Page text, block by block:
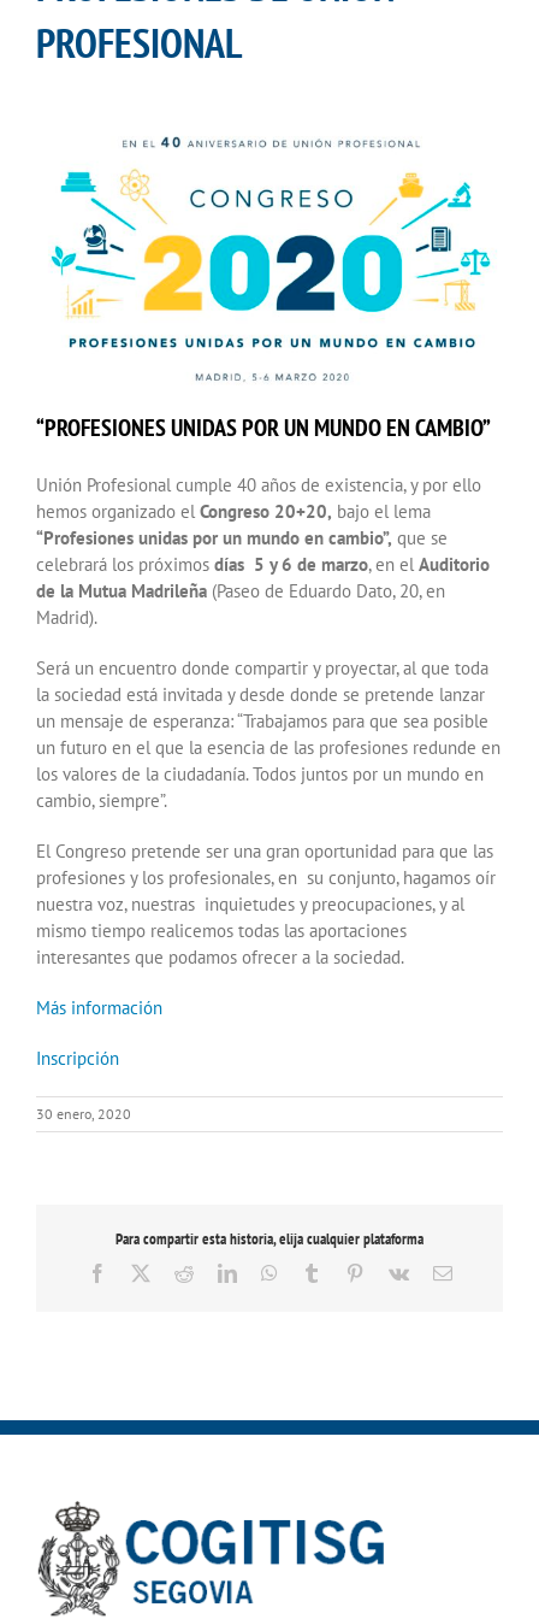
PROFESIONAL
“PROFESIONES UNIDAS POR UN MUNDO EN CAMBIO”
Unión Profesional cumple 40 años de existencia, y por ello
hemos organizado el Congreso 20+20, bajo el lema
“Profesiones unidas por un mundo en cambio”, que se
celebrará los próximos días 5 y 6 de marzo, en el Auditorio
de la Mutua Madrileña (Paseo de Eduardo Dato, 20, en
Madrid).
Será un encuentro donde compartir y proyectar, al que toda
la sociedad está invitada y desde donde se pretende lanzar
un mensaje de esperanza: “Trabajamos para que sea posible
un futuro en el que la esencia de las profesiones redunde en
los valores de la ciudadanía. Todos juntos por un mundo en
cambio, siempre”.
El Congreso pretende ser una gran oportunidad para que las
profesiones y los profesionales, en su conjunto, hagamos oír
nuestra voz, nuestras inquietudes y preocupaciones, y al
mismo tiempo realicemos todas las aportaciones
interesantes que podamos ofrecer a la sociedad.
Más información
Inscripción
30 enero, 2020
Para compartir esta historia, elija cualquier plataforma
Facebook RedditLinkedInWhatsApp
Tumblr Pinterest
Vk
Correo